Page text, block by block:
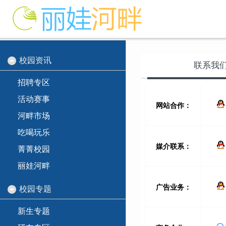
校园资讯
招聘专区
活动赛事
河畔市场
吃喝玩乐
菁菁校园
丽娃河畔
校园专题
新生专题
联系我